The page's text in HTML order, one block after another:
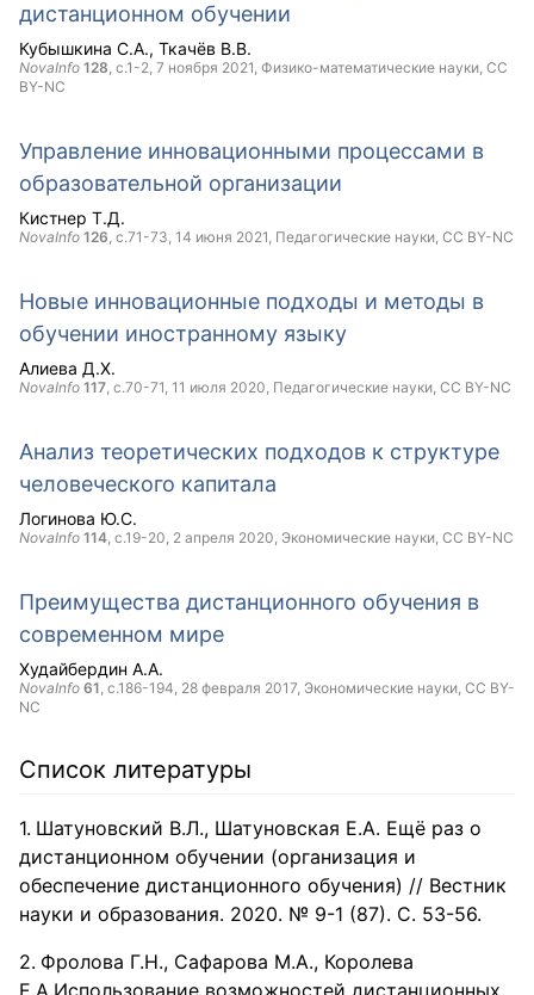
дистанционном обучении
Кубышкина С.А. Ткачёв В.В.
NovaInfo 128, с.1-2, 7 ноября 2021, Физико-математические науки, CC
BY-NC
Управление инновационными процессами в
образовательной организации
Кистнер Т.Д.
NovaInfo 126, с.71-73, 14 июня 2021, Педагогические науки, CC BY-NC
Новые инновационные подходы и методы в
обучении иностранному языку
Алиева Д.Х.
NovaInfo 117, с.70-71, 11 июля 2020, Педагогические науки, CC BY-NC
Анализ теоретических подходов к структуре
человеческого капитала
Логинова Ю.С.
NovaInfo 114, с.19-20, 2 апреля 2020, Экономические науки, CC BY-NC
Преимущества дистанционного обучения в
современном мире
Худайбердин А.А.
NovaInfo 61, с.186-194, 28 февраля 2017, Экономические науки, CC BY-
NC
Список литературы
Шатуновский В.Л., Шатуновская Е.А. Ещё раз о
дистанционном обучении (организация и
обеспечение дистанционного обучения) // Вестник
науки и образования. 2020. № 9-1 (87). С. 53-56.
Фролова Г.Н., Сафарова М.А., Королева
Е.А.Использование возможностей дистанционных